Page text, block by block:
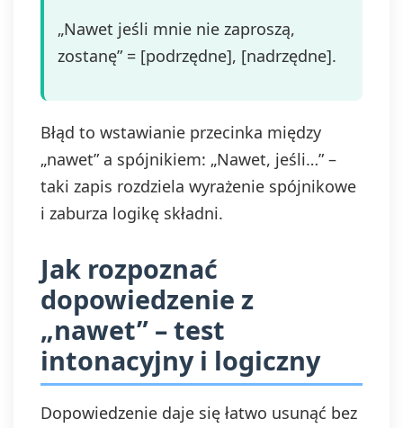
„Nawet jeśli mnie nie zaproszą,
zostanę” = [podrzędne], [nadrzędne].
Błąd to wstawianie przecinka między
„nawet” a spójnikiem: „Nawet, jeśli…” –
taki zapis rozdziela wyrażenie spójnikowe
i zaburza logikę składni.
Jak rozpoznać
dopowiedzenie z
„nawet” – test
intonacyjny i logiczny
Dopowiedzenie daje się łatwo usunąć bez